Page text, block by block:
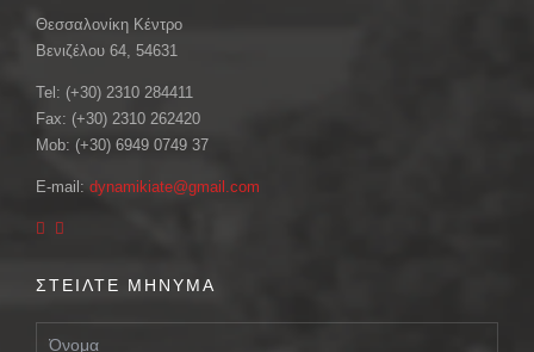
Θεσσαλονίκη Κέντρο
Βενιζέλου 64, 54631
Tel: (+30) 2310 284411
Fax: (+30) 2310 262420
Mob: (+30) 6949 0749 37
E-mail: dynamikiate@gmail.com
ΣΤΕΙΛΤΕ ΜΗΝΥΜΑ